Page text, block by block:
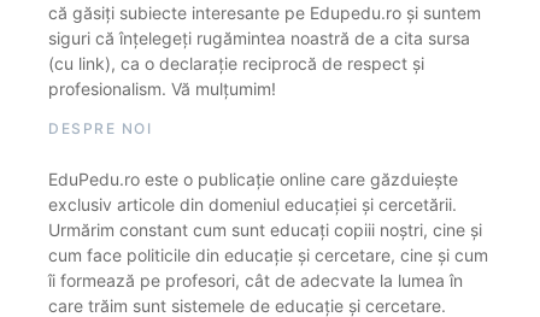
că găsiți subiecte interesante pe Edupedu.ro și suntem
siguri că înțelegeți rugămintea noastră de a cita sursa
(cu link), ca o declarație reciprocă de respect și
profesionalism. Vă mulțumim!
DESPRE NOI
EduPedu.ro este o publicație online care găzduiește
exclusiv articole din domeniul educației și cercetării.
Urmărim constant cum sunt educați copiii noștri, cine și
cum face politicile din educație și cercetare, cine și cum
îi formează pe profesori, cât de adecvate la lumea în
care trăim sunt sistemele de educație și cercetare.